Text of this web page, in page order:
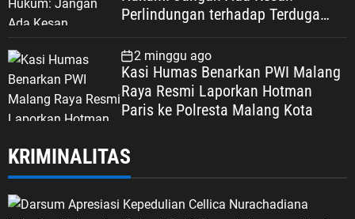
Perlindungan terhadap Terduga
Dipertaruhkan
2 minggu ago
Kasi Humas Benarkan PWI Malang
Raya Resmi Laporkan Hotman
Paris ke Polresta Malang Kota
KRIMINALITAS